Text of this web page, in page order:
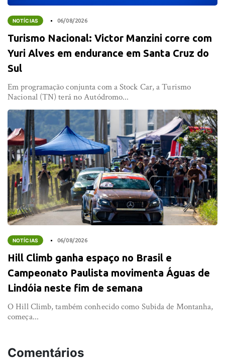
NOTÍCIAS 06/08/2026
Turismo Nacional: Victor Manzini corre com
Yuri Alves em endurance em Santa Cruz do
Sul
Em programação conjunta com a Stock Car, a Turismo
Nacional (TN) terá no Autódromo...
NOTÍCIAS 06/08/2026
Hill Climb ganha espaço no Brasil e
Campeonato Paulista movimenta Águas de
Lindóia neste fim de semana
O Hill Climb, também conhecido como Subida de Montanha,
começa...
Comentários